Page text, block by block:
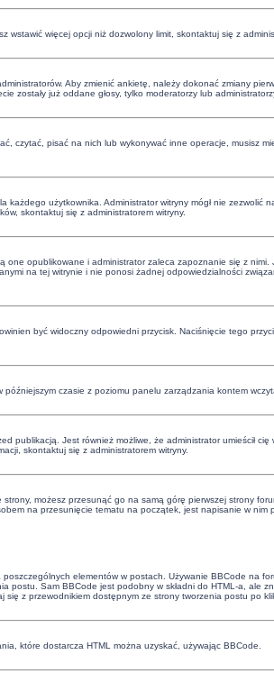
więcej opcji niż dozwolony limit, skontaktuj się z
Aby zmienić ankietę, należy dokonać zmiany
zostały już oddane głosy, tylko moderatorzy lub
czytać, pisać na nich lub wykonywać inne operacje, musisz
użytkownika. Administrator witryny mógł nie zezwolić
skontaktuj się z administratorem witryny.
opublikowane i administrator zaleca zapoznanie się z
na tej witrynie i nie ponosi żadnej odpowiedzialności
być widoczny odpowiedni przycisk. Naciśnięcie tego
czasie z poziomu panelu zarządzania kontem
publikacją. Jest również możliwe, że administrator umieścił
skontaktuj się z administratorem witryny.
możesz przesunąć go na samą górę pierwszej strony
na przesunięcie tematu na początek, jest napisanie w
elementów w postach. Używanie BBCode na
Sam BBCode jest podobny w składni do HTML-a, ale
się z przewodnikiem dostępnym ze strony tworzenia postu po
które dostarcza HTML można uzyskać, używając BBCode.